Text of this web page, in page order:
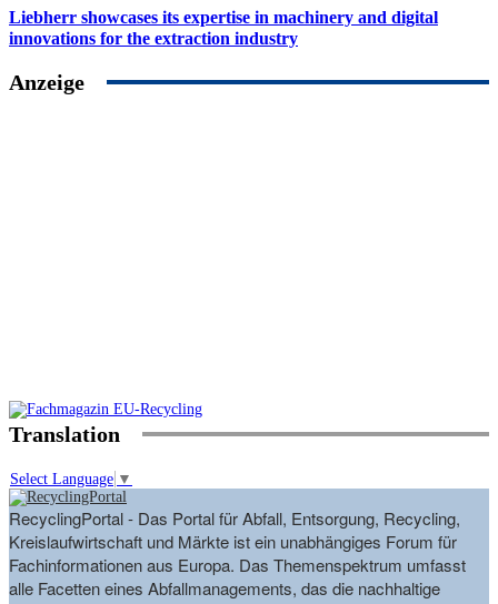
Liebherr showcases its expertise in machinery and digital
innovations for the extraction industry
Anzeige
Translation
Select Language ▼
RecyclingPortal - Das Portal für Abfall, Entsorgung, Recycling,
Kreislaufwirtschaft und Märkte ist ein unabhängiges Forum für
Fachinformationen aus Europa. Das Themenspektrum umfasst
alle Facetten eines Abfallmanagements, das die nachhaltige